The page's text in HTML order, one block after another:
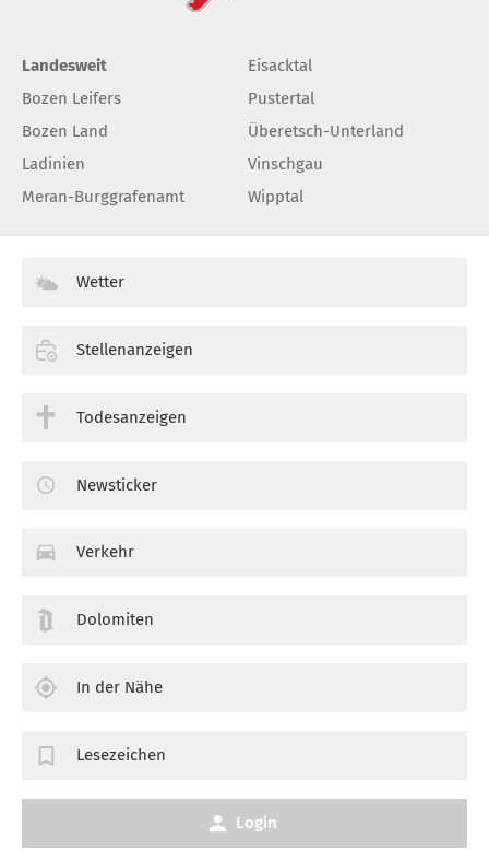
Landesweit
Bozen Leifers
Bozen Land
Ladinien
Meran-Burggrafenamt
Eisacktal
Pustertal
Überetsch-Unterland
Vinschgau
Wipptal
Wetter
Stellenanzeigen
Todesanzeigen
Newsticker
Verkehr
Dolomiten
In der Nähe
Lesezeichen
Login